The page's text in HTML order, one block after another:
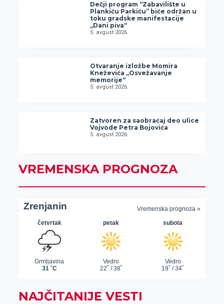
Dečji program “Zabavilište u
Plankiću Parkiću” biće održan u
toku gradske manifestacije
„Dani piva“
5. avgust 2026.
Otvaranje izložbe Momira
Kneževića „Osvežavanje
memorije“
5. avgust 2026.
Zatvoren za saobraćaj deo ulice
Vojvode Petra Bojovića
5. avgust 2026.
VREMENSKA PROGNOZA
NAJČITANIJE VESTI